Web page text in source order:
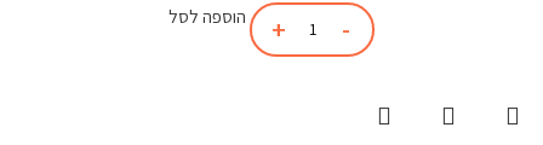
הוספה לסל